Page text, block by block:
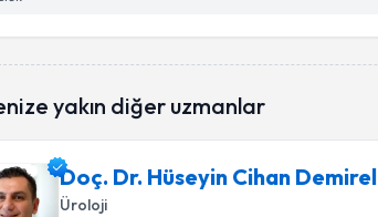
yakın diğer uzmanlar
Doç. Dr. Hüseyin Cihan Demirel
Üroloji